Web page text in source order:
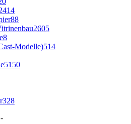
88
2605
8
Modelle)514
5150
328
-